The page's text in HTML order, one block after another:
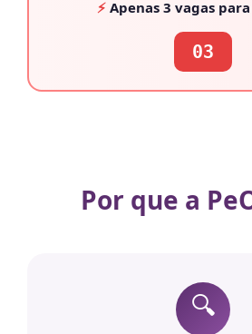
⚡Apenas 3 vagaspara
03
Por que a
🔍